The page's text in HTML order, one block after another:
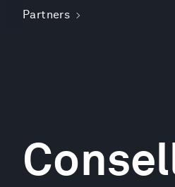
Partners